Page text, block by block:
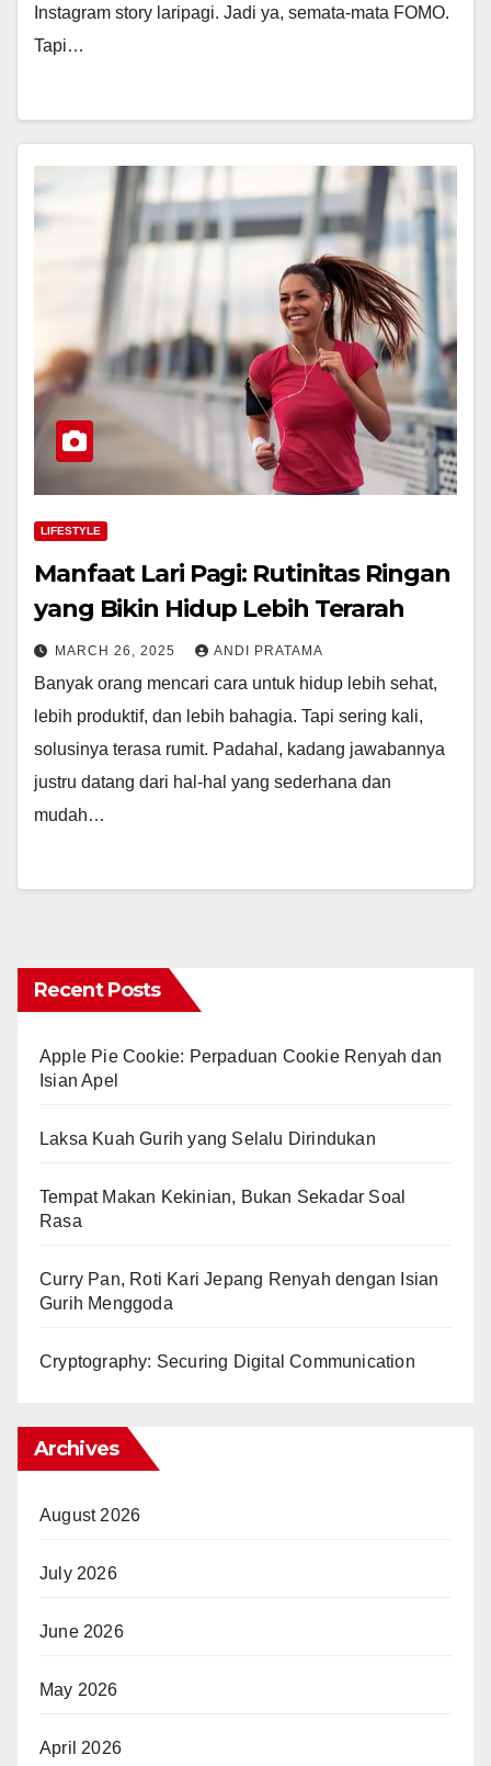
Instagram story laripagi. Jadi ya, semata-mata FOMO.
Tapi…
LIFESTYLE
Manfaat Lari Pagi: Rutinitas Ringan
yang Bikin Hidup Lebih Terarah
MARCH 26, 2025 ANDI PRATAMA
Banyak orang mencari cara untuk hidup lebih sehat,
lebih produktif, dan lebih bahagia. Tapi sering kali,
solusinya terasa rumit. Padahal, kadang jawabannya
justru datang dari hal-hal yang sederhana dan
mudah…
Recent Posts
Apple Pie Cookie: Perpaduan Cookie Renyah dan
Isian Apel
Laksa Kuah Gurih yang Selalu Dirindukan
Tempat Makan Kekinian, Bukan Sekadar Soal
Rasa
Curry Pan, Roti Kari Jepang Renyah dengan Isian
Gurih Menggoda
Cryptography: Securing Digital Communication
Archives
August 2026
July 2026
June 2026
May 2026
April 2026